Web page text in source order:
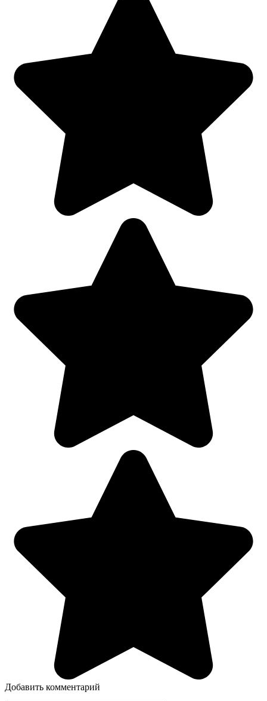
Добавить комментарий